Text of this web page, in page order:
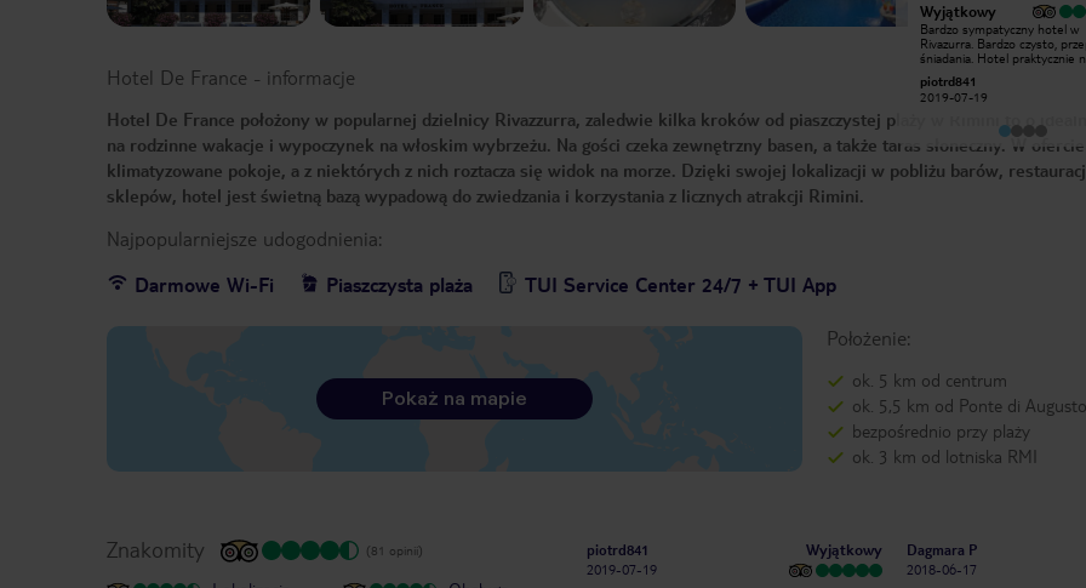
Bardzo dobry
Właśnie wróciliśmy z 10 dniowego
panuje w nim rodzinna atmosfera.
Obsługa bardzo profesjonalna, miła i
uśmiechnięta, wszyscy bardzo
pomocni. Jedzenie wprost
doskonałe, bogaty wybór,
urozmaicone. Mieliśmy pokój z
bocznym widokiem na morze,
lecz mała. Napewno kiedyś tam
wrócimy. polecam delfinarium
Wyjątkowy
Bardzo sympatyczny hotel w
Rivazurra. Bardzo czysto,
śniadania. Hotel praktycznie na
hotel ma sympatyczny basen.
Parking w cenie (jak nie pod
Blisko do bardzo dobrych
piotrd841
2019-07-19
Hotel De France - informacje
Hotel De France położony w popularnej dzielnicy Rivazzurra, zaledwie kilka kroków od piaszczystej plaży w Rimini to o
na rodzinne wakacje i wypoczynek na włoskim wybrzeżu. Na gości czeka zewnętrzny basen, a także taras słoneczny. W
klimatyzowane pokoje, a z niektórych z nich roztacza się widok na morze. Dzięki swojej lokalizacji w pobliżu barów,
sklepów, hotel jest świetną bazą wypadową do zwiedzania i korzystania z licznych atrakcji Rimini.
Najpopularniejsze udogodnienia:
Darmowe Wi-Fi
Piaszczysta plaża TUI Service Center 24/7 + TUI App
Położenie:
ok. 5 km od centrum
ok. 5,5 km od Ponte di Augusto
bezpośrednio przy plaży
ok. 3 km od lotniska RMI
Pokaż na mapie
Znakomity (81 opinii)
piotrd841
2019-07-19
Wyjątkowy
Dagmara P
2018-06-17